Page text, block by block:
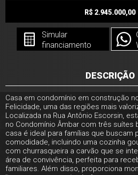
R$ 2.945.000,00
Simular
financiamento
DESCRIÇÃO
Casa em condomínio em construção
Felicidade, uma das regiões mais
Localizada na Rua Antônio Escorsin,
no Condomínio Âmbar com três suítes
casa é ideal para famílias que buscam
comodidade, incluindo uma cozinha
com churrasqueira a carvão que se
área de convivência, perfeita para
familiares. Além disso, proporciona